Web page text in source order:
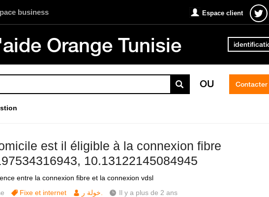
business Espace client
Orange Tunisie
OU
est il éligible à la connexion fibre
10.13122145084945
entre la connexion fibre et la connexion vdsl
Fixe et internet Il y a plus de 2 ans